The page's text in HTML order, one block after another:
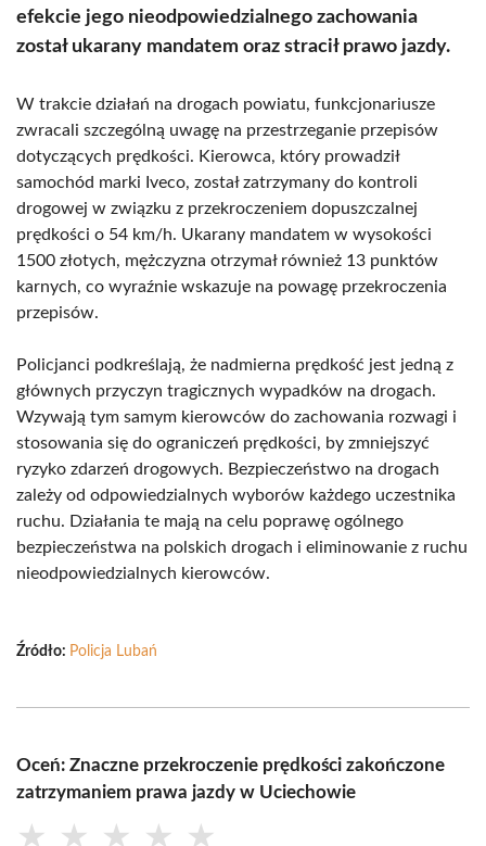
efekcie jego nieodpowiedzialnego zachowania
został ukarany mandatem oraz stracił prawo jazdy.
W trakcie działań na drogach powiatu, funkcjonariusze
zwracali szczególną uwagę na przestrzeganie przepisów
dotyczących prędkości. Kierowca, który prowadził
samochód marki Iveco, został zatrzymany do kontroli
drogowej w związku z przekroczeniem dopuszczalnej
prędkości o 54 km/h. Ukarany mandatem w wysokości
1500 złotych, mężczyzna otrzymał również 13 punktów
karnych, co wyraźnie wskazuje na powagę przekroczenia
przepisów.
Policjanci podkreślają, że nadmierna prędkość jest jedną z
głównych przyczyn tragicznych wypadków na drogach.
Wzywają tym samym kierowców do zachowania rozwagi i
stosowania się do ograniczeń prędkości, by zmniejszyć
ryzyko zdarzeń drogowych. Bezpieczeństwo na drogach
zależy od odpowiedzialnych wyborów każdego uczestnika
ruchu. Działania te mają na celu poprawę ogólnego
bezpieczeństwa na polskich drogach i eliminowanie z ruchu
nieodpowiedzialnych kierowców.
Źródło: Policja Lubań
Oceń: Znaczne przekroczenie prędkości zakończone
zatrzymaniem prawa jazdy w Uciechowie
★ ★ ★ ★ ★